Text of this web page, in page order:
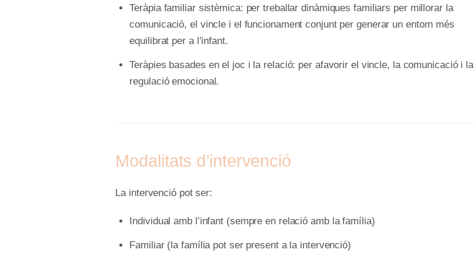
Teràpia familiar sistèmica: per treballar dinàmiques familiars per millorar la
comunicació, el vincle i el funcionament conjunt per generar un entorn més
equilibrat per a l’infant.
Teràpies basades en el joc i la relació: per afavorir el vincle, la comunicació i la
regulació emocional.
Modalitats d’intervenció
La intervenció pot ser:
Individual amb l’infant (sempre en relació amb la família)
Familiar (la família pot ser present a la intervenció)